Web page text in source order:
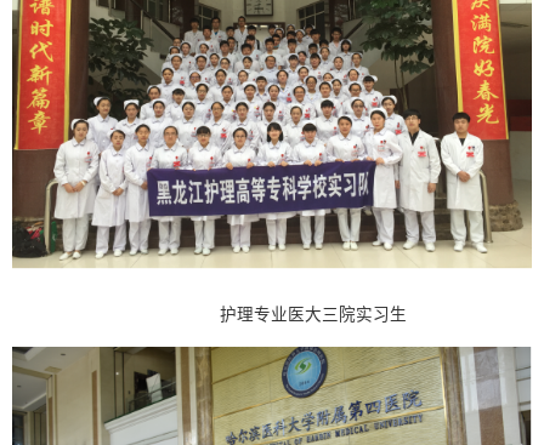
护理专业医大三院实习生